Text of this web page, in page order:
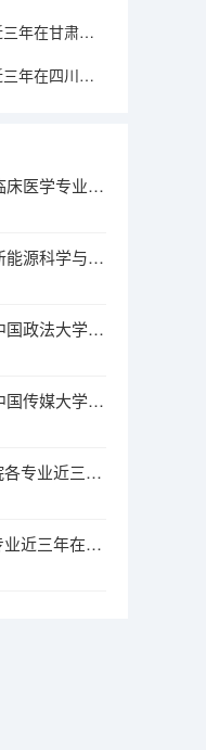
荆州职业技术学院各专业近三年在甘肃招生人数 学费多少钱
荆州职业技术学院各专业近三年在四川招生人数 学费多少钱
2026山东高考：临床医学专业报考指南——山大644分、山中医7万名、济宁医学院525分
2026山东高考：新能源科学与工程绿牌专业，双碳战略下人才缺口超百万
2026山东高考：中国政法大学15000名以内可报，中外合作办学570分可冲
2026山东高考：中国传媒大学山东总计划121人增额21人，20000名以内可报
聊城职业技术学院各专业近三年在山东招生人数 学费多少钱
滨州职业学院各专业近三年在山东招生人数 学费多少钱